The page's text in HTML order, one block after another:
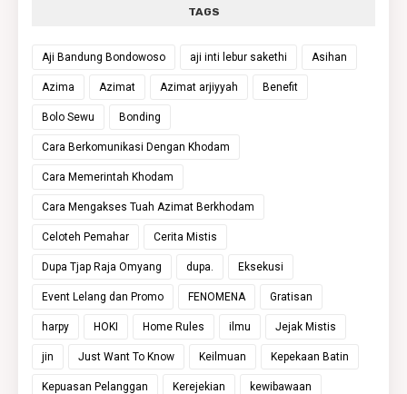
TAGS
Aji Bandung Bondowoso aji inti lebur sakethi Asihan
Azima Azimat Azimat arjiyyah Benefit
Bolo Sewu Bonding
Cara Berkomunikasi Dengan Khodam
Cara Memerintah Khodam
Cara Mengakses Tuah Azimat Berkhodam
Celoteh Pemahar Cerita Mistis
Dupa Tjap Raja Omyang dupa. Eksekusi
Event Lelang dan Promo FENOMENA Gratisan
harpy HOKI Home Rules ilmu Jejak Mistis
jin Just Want To Know Keilmuan Kepekaan Batin
Kepuasan Pelanggan Kerejekian kewibawaan